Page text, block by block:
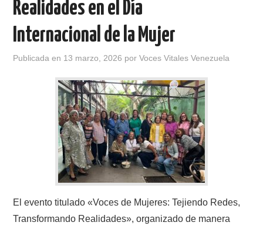
Realidades en el Día
Internacional de la Mujer
Publicada en 13 marzo, 2026 porVoces Vitales Venezuela
El evento titulado «Voces de Mujeres: Tejiendo Redes,
Transformando Realidades», organizado de manera